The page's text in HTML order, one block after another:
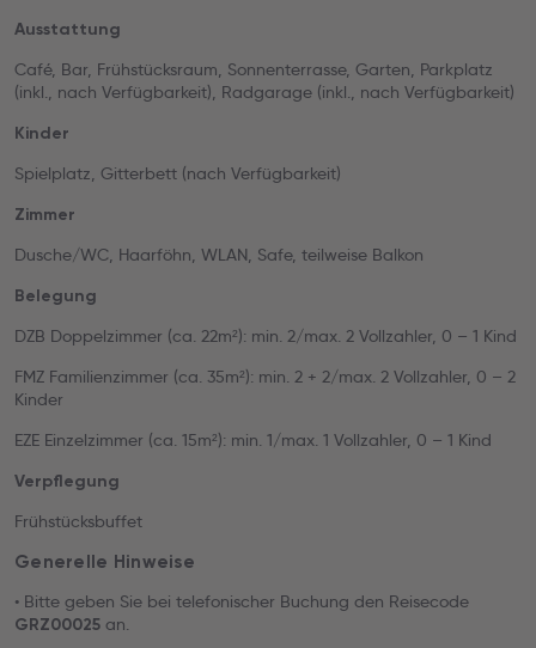
Ausstattung
Café, Bar, Frühstücksraum, Sonnenterrasse, Garten, Parkplatz
(inkl., nach Verfügbarkeit), Radgarage (inkl., nach Verfügbarkeit)
Kinder
Spielplatz, Gitterbett (nach Verfügbarkeit)
Zimmer
Dusche/WC, Haarföhn, WLAN, Safe, teilweise Balkon
Belegung
DZB Doppelzimmer (ca. 22m²): min. 2/max. 2 Vollzahler, 0 – 1 Kind
FMZ Familienzimmer (ca. 35m²): min. 2 + 2/max. 2 Vollzahler, 0 – 2
Kinder
EZE Einzelzimmer (ca. 15m²): min. 1/max. 1 Vollzahler, 0 – 1 Kind
Verpflegung
Frühstücksbuffet
Generelle Hinweise
• Bitte geben Sie bei telefonischer Buchung den Reisecode
GRZ00025 an.